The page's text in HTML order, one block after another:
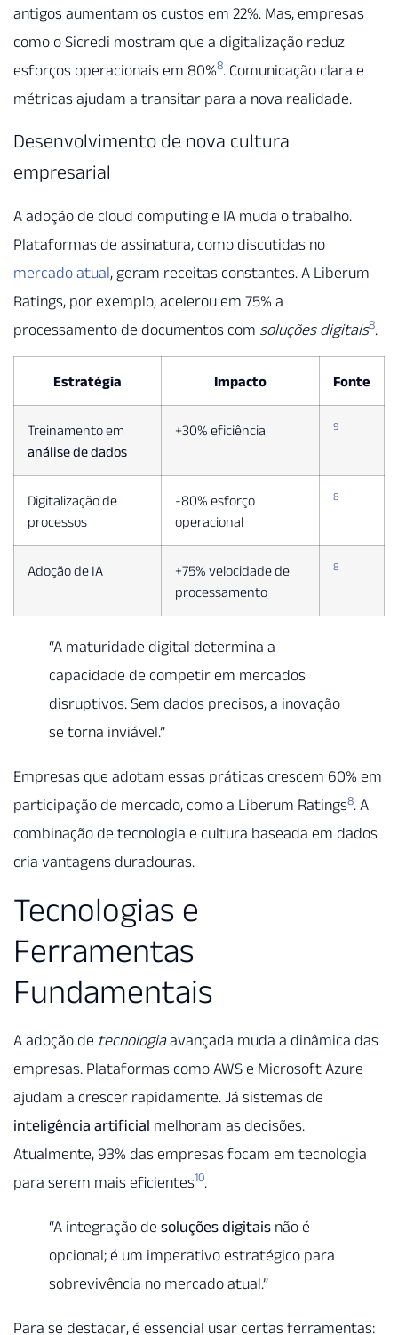
antigos aumentam os custos em 22%. Mas, empresas
como o Sicredi mostram que a digitalização reduz
esforços operacionais em 80%8. Comunicação clara e
métricas ajudam a transitar para a nova realidade.
Desenvolvimento de nova cultura
empresarial
A adoção de cloud computing e IA muda o trabalho.
Plataformas de assinatura, como discutidas no
mercado atual, geram receitas constantes. A Liberum
Ratings, por exemplo, acelerou em 75% a
processamento de documentos com soluções digitais8.
Estratégia Impacto Fonte
Treinamento em
análise de dados
+30% eficiência 9
Digitalização de
processos
-80% esforço
operacional
8
Adoção de IA
+75% velocidade de
processamento
8
“A maturidade digital determina a
capacidade de competir em mercados
disruptivos. Sem dados precisos, a inovação
se torna inviável.”
Empresas que adotam essas práticas crescem 60% em
participação de mercado, como a Liberum Ratings8. A
combinação de tecnologia e cultura baseada em dados
cria vantagens duradouras.
Tecnologias e
Ferramentas
Fundamentais
A adoção de tecnologiaavançada muda a dinâmica das
empresas. Plataformas como AWS e Microsoft Azure
ajudam a crescer rapidamente. Já sistemas de
inteligência artificial melhoram as decisões.
Atualmente, 93% das empresas focam em tecnologia
para serem mais eficientes10.
“A integração de soluções digitais não é
opcional; é um imperativo estratégico para
sobrevivência no mercado atual.”
Para se destacar, é essencial usar certas ferramentas: